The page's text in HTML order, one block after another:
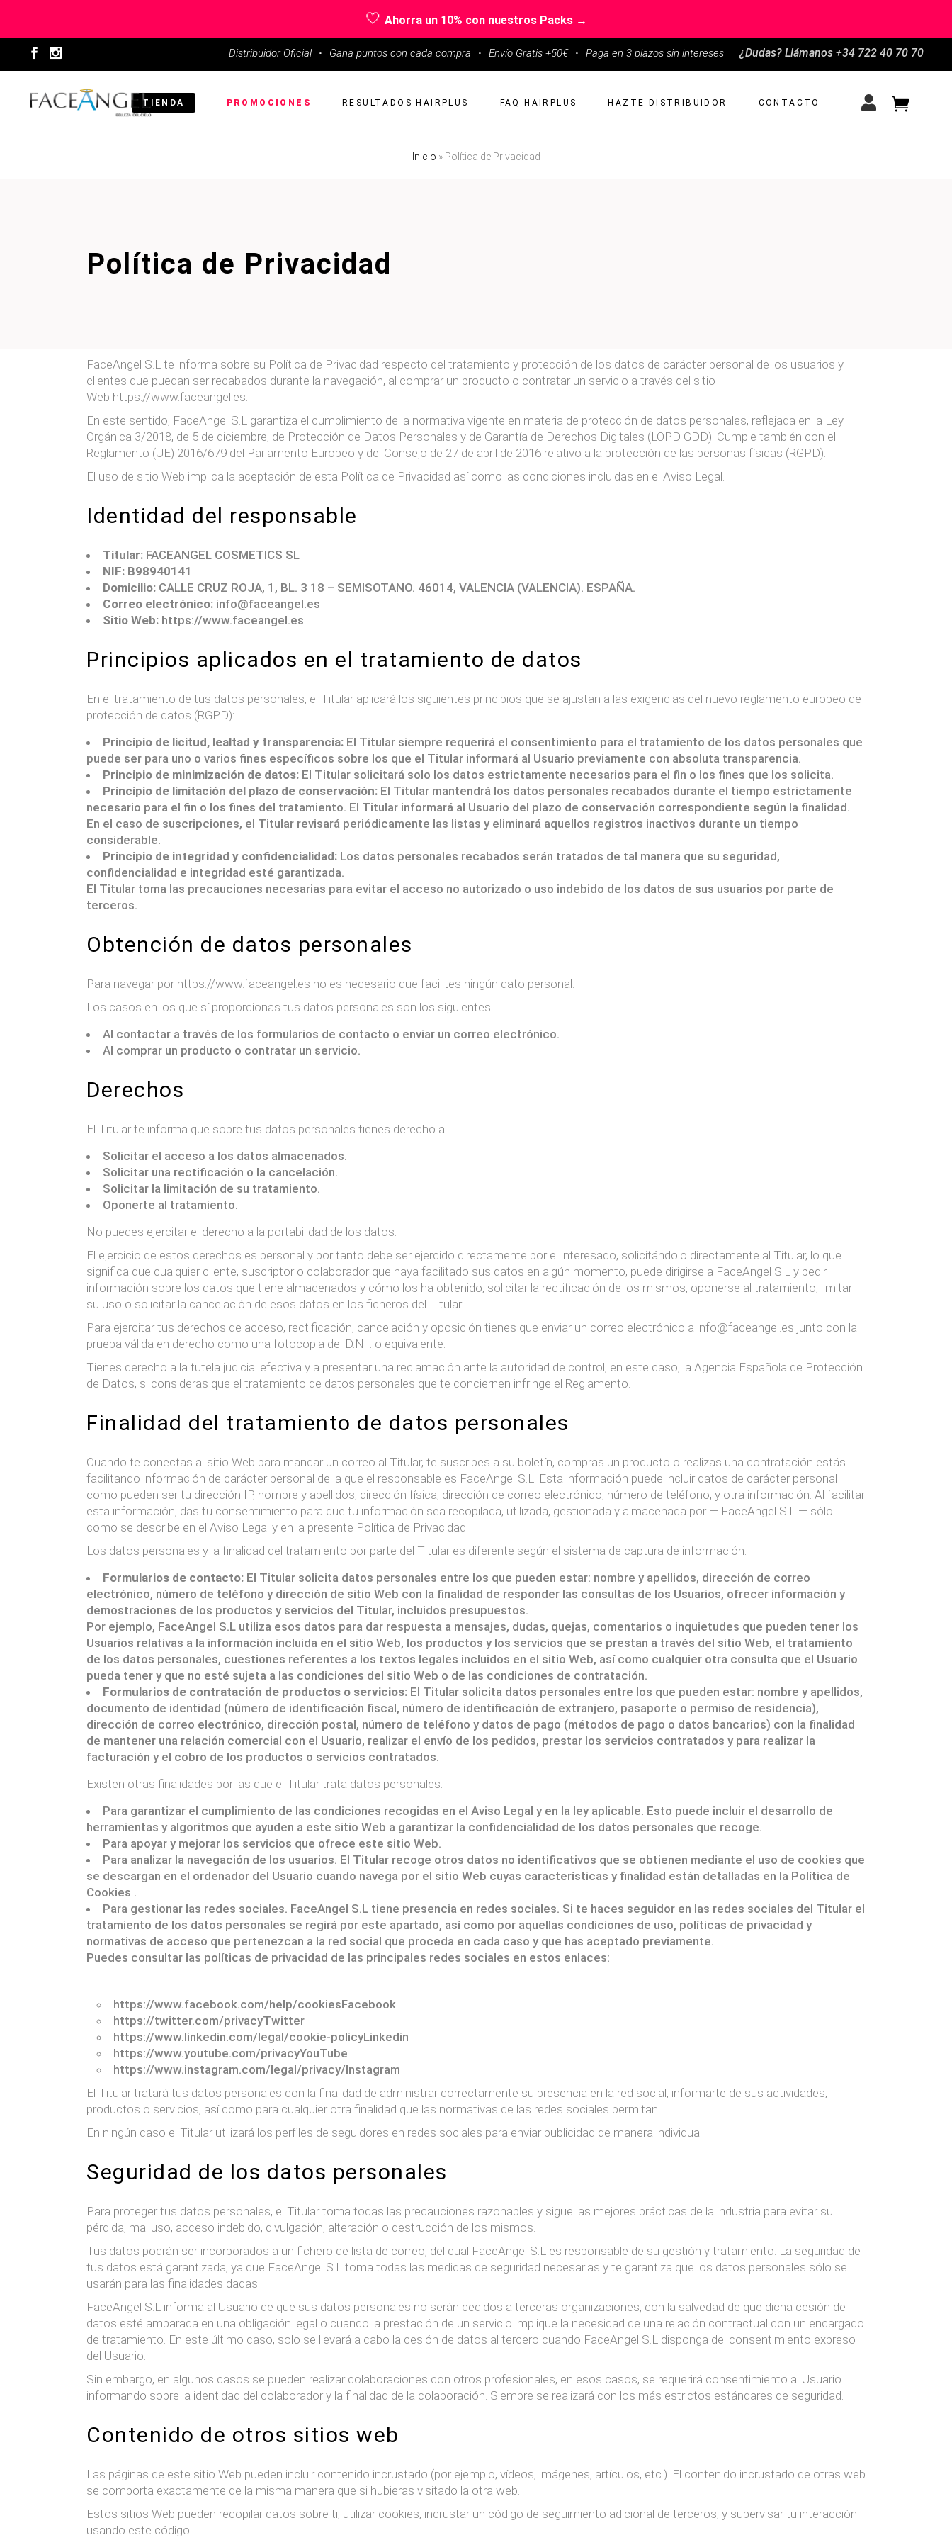
🤍 Ahorra un 10% con nuestros Packs →
Distribuidor Oficial · Gana puntos con cada compra · Envío Gratis +50€ · Paga en 3 plazos sin intereses ¿Dudas? Llámanos +34 722 40 70 70
TIENDA PROMOCIONES RESULTADOS HAIRPLUS FAQ HAIRPLUS HAZTE DISTRIBUIDOR CONTACTO
Inicio » Política de Privacidad
Política de Privacidad
FaceAngel S.L te informa sobre su Política de Privacidad respecto del tratamiento y protección de los datos de carácter personal de los usuarios y
clientes que puedan ser recabados durante la navegación, al comprar un producto o contratar un servicio a través del sitio
Web https://www.faceangel.es.
En este sentido, FaceAngel S.L garantiza el cumplimiento de la normativa vigente en materia de protección de datos personales, reflejada en la Ley
Orgánica 3/2018, de 5 de diciembre, de Protección de Datos Personales y de Garantía de Derechos Digitales (LOPD GDD). Cumple también con el
Reglamento (UE) 2016/679 del Parlamento Europeo y del Consejo de 27 de abril de 2016 relativo a la protección de las personas físicas (RGPD).
El uso de sitio Web implica la aceptación de esta Política de Privacidad así como las condiciones incluidas en el Aviso Legal.
Identidad del responsable
Titular: FACEANGEL COSMETICS SL
NIF: B98940141
Domicilio: CALLE CRUZ ROJA, 1, BL. 3 18 – SEMISOTANO. 46014, VALENCIA (VALENCIA). ESPAÑA.
Correo electrónico: info@faceangel.es
Sitio Web: https://www.faceangel.es
Principios aplicados en el tratamiento de datos
En el tratamiento de tus datos personales, el Titular aplicará los siguientes principios que se ajustan a las exigencias del nuevo reglamento europeo de
protección de datos (RGPD):
Principio de licitud, lealtad y transparencia: El Titular siempre requerirá el consentimiento para el tratamiento de los datos personales que
puede ser para uno o varios fines específicos sobre los que el Titular informará al Usuario previamente con absoluta transparencia.
Principio de minimización de datos: El Titular solicitará solo los datos estrictamente necesarios para el fin o los fines que los solicita.
Principio de limitación del plazo de conservación: El Titular mantendrá los datos personales recabados durante el tiempo estrictamente
necesario para el fin o los fines del tratamiento. El Titular informará al Usuario del plazo de conservación correspondiente según la finalidad.
En el caso de suscripciones, el Titular revisará periódicamente las listas y eliminará aquellos registros inactivos durante un tiempo
considerable.
Principio de integridad y confidencialidad: Los datos personales recabados serán tratados de tal manera que su seguridad,
confidencialidad e integridad esté garantizada.
El Titular toma las precauciones necesarias para evitar el acceso no autorizado o uso indebido de los datos de sus usuarios por parte de
terceros.
Obtención de datos personales
Para navegar por https://www.faceangel.es no es necesario que facilites ningún dato personal.
Los casos en los que sí proporcionas tus datos personales son los siguientes:
Al contactar a través de los formularios de contacto o enviar un correo electrónico.
Al comprar un producto o contratar un servicio.
Derechos
El Titular te informa que sobre tus datos personales tienes derecho a:
Solicitar el acceso a los datos almacenados.
Solicitar una rectificación o la cancelación.
Solicitar la limitación de su tratamiento.
Oponerte al tratamiento.
No puedes ejercitar el derecho a la portabilidad de los datos.
El ejercicio de estos derechos es personal y por tanto debe ser ejercido directamente por el interesado, solicitándolo directamente al Titular, lo que
significa que cualquier cliente, suscriptor o colaborador que haya facilitado sus datos en algún momento, puede dirigirse a FaceAngel S.L y pedir
información sobre los datos que tiene almacenados y cómo los ha obtenido, solicitar la rectificación de los mismos, oponerse al tratamiento, limitar
su uso o solicitar la cancelación de esos datos en los ficheros del Titular.
Para ejercitar tus derechos de acceso, rectificación, cancelación y oposición tienes que enviar un correo electrónico a info@faceangel.es junto con la
prueba válida en derecho como una fotocopia del D.N.I. o equivalente.
Tienes derecho a la tutela judicial efectiva y a presentar una reclamación ante la autoridad de control, en este caso, la Agencia Española de Protección
de Datos, si consideras que el tratamiento de datos personales que te conciernen infringe el Reglamento.
Finalidad del tratamiento de datos personales
Cuando te conectas al sitio Web para mandar un correo al Titular, te suscribes a su boletín, compras un producto o realizas una contratación estás
facilitando información de carácter personal de la que el responsable es FaceAngel S.L. Esta información puede incluir datos de carácter personal
como pueden ser tu dirección IP, nombre y apellidos, dirección física, dirección de correo electrónico, número de teléfono, y otra información. Al facilitar
esta información, das tu consentimiento para que tu información sea recopilada, utilizada, gestionada y almacenada por — FaceAngel S.L — sólo
como se describe en el Aviso Legal y en la presente Política de Privacidad.
Los datos personales y la finalidad del tratamiento por parte del Titular es diferente según el sistema de captura de información:
Formularios de contacto: El Titular solicita datos personales entre los que pueden estar: nombre y apellidos, dirección de correo
electrónico, número de teléfono y dirección de sitio Web con la finalidad de responder las consultas de los Usuarios, ofrecer información y
demostraciones de los productos y servicios del Titular, incluidos presupuestos.
Por ejemplo, FaceAngel S.L utiliza esos datos para dar respuesta a mensajes, dudas, quejas, comentarios o inquietudes que pueden tener los
Usuarios relativas a la información incluida en el sitio Web, los productos y los servicios que se prestan a través del sitio Web, el tratamiento
de los datos personales, cuestiones referentes a los textos legales incluidos en el sitio Web, así como cualquier otra consulta que el Usuario
pueda tener y que no esté sujeta a las condiciones del sitio Web o de las condiciones de contratación.
Formularios de contratación de productos o servicios: El Titular solicita datos personales entre los que pueden estar: nombre y apellidos,
documento de identidad (número de identificación fiscal, número de identificación de extranjero, pasaporte o permiso de residencia),
dirección de correo electrónico, dirección postal, número de teléfono y datos de pago (métodos de pago o datos bancarios) con la finalidad
de mantener una relación comercial con el Usuario, realizar el envío de los pedidos, prestar los servicios contratados y para realizar la
facturación y el cobro de los productos o servicios contratados.
Existen otras finalidades por las que el Titular trata datos personales:
Para garantizar el cumplimiento de las condiciones recogidas en el Aviso Legal y en la ley aplicable. Esto puede incluir el desarrollo de
herramientas y algoritmos que ayuden a este sitio Web a garantizar la confidencialidad de los datos personales que recoge.
Para apoyar y mejorar los servicios que ofrece este sitio Web.
Para analizar la navegación de los usuarios. El Titular recoge otros datos no identificativos que se obtienen mediante el uso de cookies que
se descargan en el ordenador del Usuario cuando navega por el sitio Web cuyas características y finalidad están detalladas en la Política de
Cookies .
Para gestionar las redes sociales. FaceAngel S.L tiene presencia en redes sociales. Si te haces seguidor en las redes sociales del Titular el
tratamiento de los datos personales se regirá por este apartado, así como por aquellas condiciones de uso, políticas de privacidad y
normativas de acceso que pertenezcan a la red social que proceda en cada caso y que has aceptado previamente.
Puedes consultar las políticas de privacidad de las principales redes sociales en estos enlaces:
https://www.facebook.com/help/cookiesFacebook
https://twitter.com/privacyTwitter
https://www.linkedin.com/legal/cookie-policyLinkedin
https://www.youtube.com/privacyYouTube
https://www.instagram.com/legal/privacy/Instagram
El Titular tratará tus datos personales con la finalidad de administrar correctamente su presencia en la red social, informarte de sus actividades,
productos o servicios, así como para cualquier otra finalidad que las normativas de las redes sociales permitan.
En ningún caso el Titular utilizará los perfiles de seguidores en redes sociales para enviar publicidad de manera individual.
Seguridad de los datos personales
Para proteger tus datos personales, el Titular toma todas las precauciones razonables y sigue las mejores prácticas de la industria para evitar su
pérdida, mal uso, acceso indebido, divulgación, alteración o destrucción de los mismos.
Tus datos podrán ser incorporados a un fichero de lista de correo, del cual FaceAngel S.L es responsable de su gestión y tratamiento. La seguridad de
tus datos está garantizada, ya que FaceAngel S.L toma todas las medidas de seguridad necesarias y te garantiza que los datos personales sólo se
usarán para las finalidades dadas.
FaceAngel S.L informa al Usuario de que sus datos personales no serán cedidos a terceras organizaciones, con la salvedad de que dicha cesión de
datos esté amparada en una obligación legal o cuando la prestación de un servicio implique la necesidad de una relación contractual con un encargado
de tratamiento. En este último caso, solo se llevará a cabo la cesión de datos al tercero cuando FaceAngel S.L disponga del consentimiento expreso
del Usuario.
Sin embargo, en algunos casos se pueden realizar colaboraciones con otros profesionales, en esos casos, se requerirá consentimiento al Usuario
informando sobre la identidad del colaborador y la finalidad de la colaboración. Siempre se realizará con los más estrictos estándares de seguridad.
Contenido de otros sitios web
Las páginas de este sitio Web pueden incluir contenido incrustado (por ejemplo, vídeos, imágenes, artículos, etc.). El contenido incrustado de otras web
se comporta exactamente de la misma manera que si hubieras visitado la otra web.
Estos sitios Web pueden recopilar datos sobre ti, utilizar cookies, incrustar un código de seguimiento adicional de terceros, y supervisar tu interacción
usando este código.